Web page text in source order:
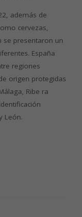
además de
cervezas,
se presentaron un
España
regiones
origen protegidas
Ribe ra
León.